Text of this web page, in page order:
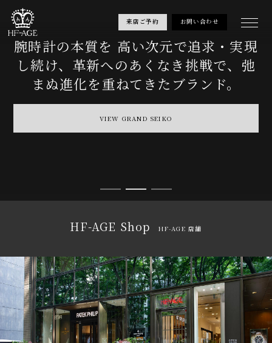
来店ご予約 お問い合わせ
時を超越した
パテック フィリップの世界
数々の専門家が世界最高と認めるタイムピースを開発し続けるパテックフィリッ
プ。
ぜひ東北唯一の取扱店でパテックフィリップの世界をご体験ください。
腕時計の本質を 高い次元で追求・実現
し続け、 革新へのあくなき挑戦で、 弛
まぬ進化を重ねてきたブランド。
VIEW GRAND SEIKO
HF-AGE Shop HF-AGE 店舗